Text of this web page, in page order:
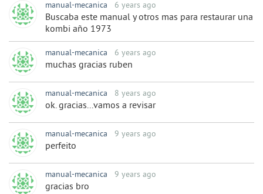
manual-mecanica 6 years ago
Buscaba este manual y otros mas para restaurar una
kombi año 1973
manual-mecanica 6 years ago
muchas gracias ruben
manual-mecanica 8 years ago
ok. gracias...vamos a revisar
manual-mecanica 9 years ago
perfeito
manual-mecanica 9 years ago
gracias bro